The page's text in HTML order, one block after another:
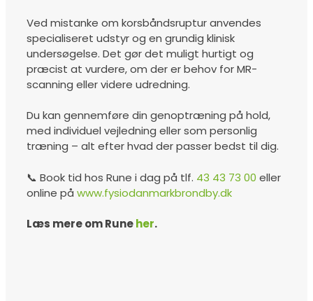
Ved mistanke om korsbåndsruptur anvendes
specialiseret udstyr og en grundig klinisk
undersøgelse. Det gør det muligt hurtigt og
præcist at vurdere, om der er behov for MR-
scanning eller videre udredning.
Du kan gennemføre din genoptræning på hold,
med individuel vejledning eller som personlig
træning – alt efter hvad der passer bedst til dig.
📞 Book tid hos Rune i dag på tlf. 43 43 73 00 eller
online på www.fysiodanmarkbrondby.dk
Læs mere om Runeher.